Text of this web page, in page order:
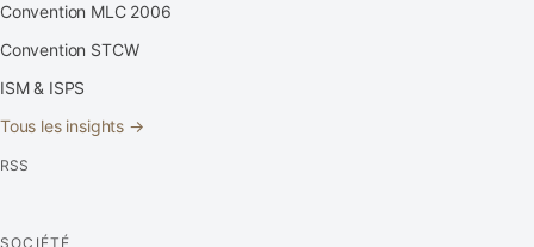
Convention MLC 2006
Convention STCW
ISM & ISPS
Tous les insights →
RSS
SOCIÉTÉ